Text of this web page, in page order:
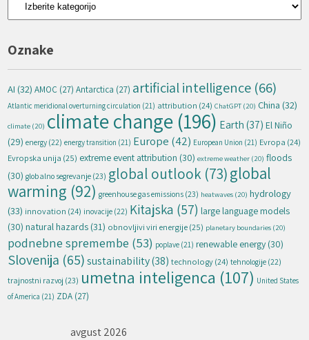
Oznake
AI (32) AMOC (27) Antarctica (27) artificial intelligence (66)
Atlantic meridional overturning circulation (21) attribution (24) ChatGPT (20) China (32)
climate (20) climate change (196) Earth (37) El Niño
(29) energy (22) energy transition (21) Europe (42) European Union (21) Evropa (24)
Evropska unija (25) extreme event attribution (30) extreme weather (20) floods
(30) globalno segrevanje (23) global outlook (73)global
warming (92) greenhouse gas emissions (23) heatwaves (20) hydrology
(33) innovation (24) inovacije (22) Kitajska (57) large language models
(30) natural hazards (31) obnovljivi viri energije(25) planetary boundaries (20)
podnebne spremembe (53) poplave (21) renewable energy (30)
Slovenija (65) sustainability(38) technology(24) tehnologije (22)
trajnostni razvoj (23) umetna inteligenca (107) United States
of America (21) ZDA (27)
avgust 2026